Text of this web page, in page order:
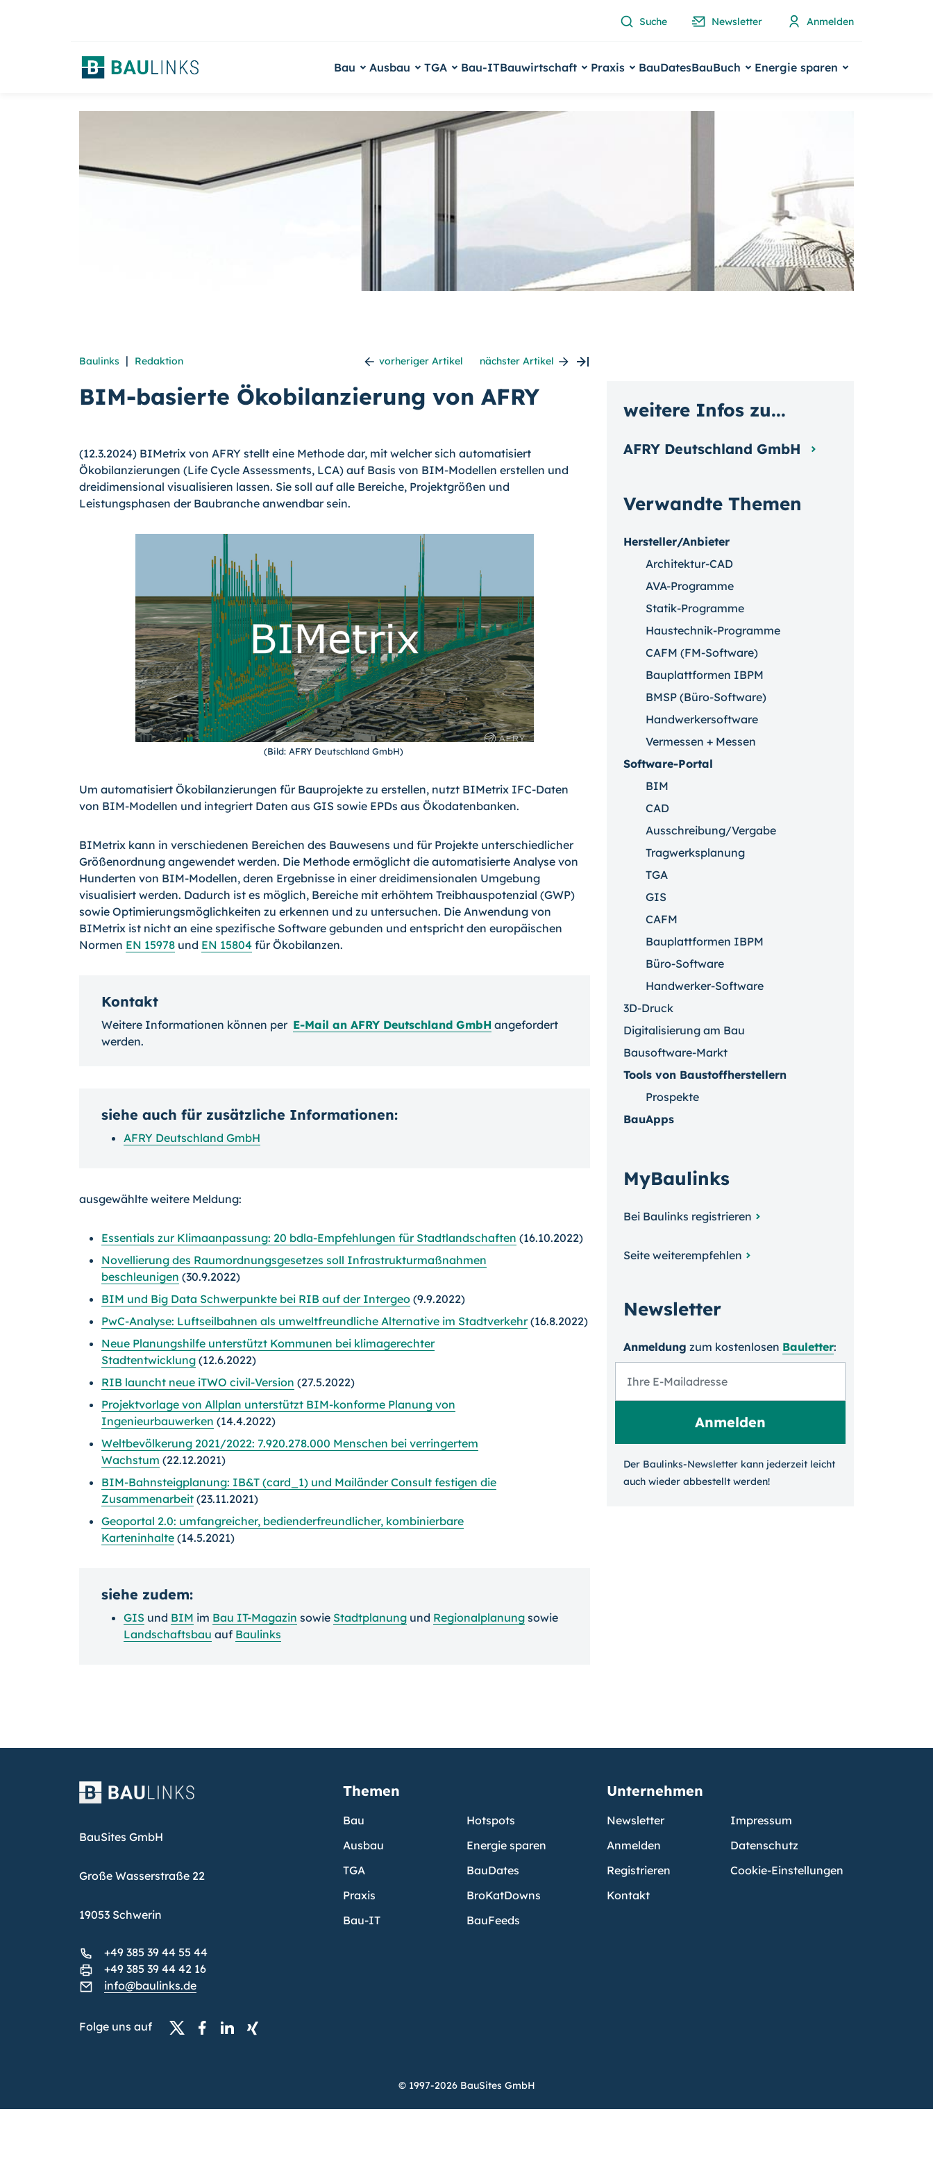
Suche Newsletter Anmelden
Bau Ausbau TGA Bau-ITBauwirtschaft Praxis BauDatesBauBuch Energie sparen
Baulinks | Redaktion vorheriger Artikel nächster Artikel
BIM-basierte Ökobilanzierung von AFRY
(12.3.2024) BIMetrix von AFRY stellt eine Methode dar, mit welcher sich automatisiert
Ökobilanzierungen (Life Cycle Assessments, LCA) auf Basis von BIM-Modellen erstellen und
dreidimensional visualisieren lassen. Sie soll auf alle Bereiche, Projektgrößen und
Leistungsphasen der Baubranche anwendbar sein.
(Bild: AFRY Deutschland GmbH)
Um automatisiert Ökobilanzierungen für Bauprojekte zu erstellen, nutzt BIMetrix IFC-Daten
von BIM-Modellen und integriert Daten aus GIS sowie EPDs aus Ökodatenbanken.
BIMetrix kann in verschiedenen Bereichen des Bauwesens und für Projekte unterschiedlicher
Größenordnung angewendet werden. Die Methode ermöglicht die automatisierte Analyse von
Hunderten von BIM-Modellen, deren Ergebnisse in einer dreidimensionalen Umgebung
visualisiert werden. Dadurch ist es möglich, Bereiche mit erhöhtem Treibhauspotenzial (GWP)
sowie Optimierungsmöglichkeiten zu erkennen und zu untersuchen. Die Anwendung von
BIMetrix ist nicht an eine spezifische Software gebunden und entspricht den europäischen
Normen EN 15978 und EN 15804 für Ökobilanzen.
Kontakt
Weitere Informationen können per E-Mail an AFRY Deutschland GmbH angefordert
werden.
siehe auch für zusätzliche Informationen:
AFRY Deutschland GmbH
ausgewählte weitere Meldung:
Essentials zur Klimaanpassung: 20 bdla-Empfehlungen für Stadtlandschaften (16.10.2022)
Novellierung des Raumordnungsgesetzes soll Infrastrukturmaßnahmen
beschleunigen (30.9.2022)
BIM und Big Data Schwerpunkte bei RIB auf der Intergeo (9.9.2022)
PwC-Analyse: Luftseilbahnen als umweltfreundliche Alternative im Stadtverkehr(16.8.2022)
Neue Planungshilfe unterstützt Kommunen bei klimagerechter
Stadtentwicklung (12.6.2022)
RIB launcht neue iTWO civil-Version (27.5.2022)
Projektvorlage von Allplan unterstützt BIM-konforme Planung von
Ingenieurbauwerken (14.4.2022)
Weltbevölkerung 2021/2022: 7.920.278.000 Menschen bei verringertem
Wachstum (22.12.2021)
BIM-Bahnsteigplanung: IB&T (card_1) und Mailänder Consult festigen die
Zusammenarbeit (23.11.2021)
Geoportal 2.0: umfangreicher, bedienderfreundlicher, kombinierbare
Karteninhalte (14.5.2021)
siehe zudem:
GIS und BIM im Bau IT-Magazin sowie Stadtplanung und Regionalplanung sowie
Landschaftsbau auf Baulinks
Verwandte Themen
Hersteller/Anbieter
Architektur-CAD
AVA-Programme
Statik-Programme
Haustechnik-Programme
CAFM (FM-Software)
Bauplattformen IBPM
BMSP (Büro-Software)
Handwerkersoftware
Vermessen + Messen
Software-Portal
BIM
CAD
Ausschreibung/Vergabe
Tragwerksplanung
TGA
GIS
CAFM
Bauplattformen IBPM
Büro-Software
Handwerker-Software
3D-Druck
Digitalisierung am Bau
Bausoftware-Markt
Tools von Baustoffherstellern
Prospekte
BauApps
MyBaulinks
Bei Baulinks registrieren
Seite weiterempfehlen
Newsletter
Anmeldung zum kosten­losen Bauletter:
Der Baulinks-Newsletter kann jeder­zeit leicht
auch wieder ab­bestellt werden!
weitere Infos zu...
AFRY Deutschland GmbH
BauSites GmbH
Große Wasserstraße 22
19053 Schwerin
+49 385 39 44 55 44
+49 385 39 44 42 16
info@baulinks.de
Folge uns auf
Themen
Bau
Ausbau
TGA
Praxis
Bau-IT
Hotspots
Energie sparen
BauDates
BroKatDowns
BauFeeds
Unternehmen
Newsletter
Anmelden
Registrieren
Kontakt
Impressum
Datenschutz
Cookie-Einstellungen
© 1997-2026 BauSites GmbH